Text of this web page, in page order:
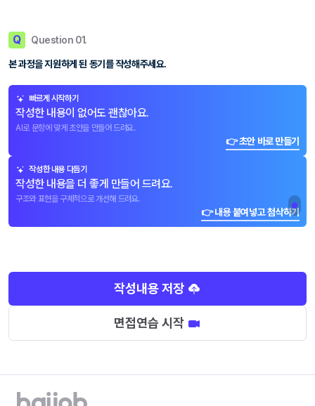
Q Question 01.
본 과정을 지원하게 된 동기를 작성해주세요.
빠르게 시작하기
작성한 내용이 없어도 괜찮아요.
AI로 문항에 맞게 초안을 만들어 드려요.
👉 초안 바로 만들기
작성한 내용 다듬기
작성한 내용을 더 좋게 만들어 드려요.
구조와 표현을 구체적으로 개선해 드려요.
👉 내용 붙여넣고 첨삭하기
작성내용 저장
면접연습 시작